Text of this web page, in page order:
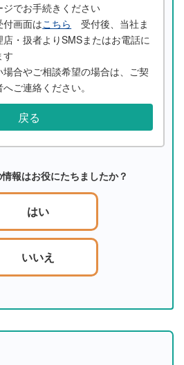
でお手続きください
画面はこちら
受付後、当社ま
・扱者よりSMSまたはお電話に
す
合やご相談希望の場合は、ご契
ご連絡ください。
戻る
報はお役にたちましたか？
はい
いいえ